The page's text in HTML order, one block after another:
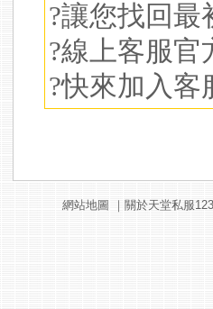
?讓您找回最
?線上客服官
?快來加入客
網站地圖 ｜ 關於天堂私服123